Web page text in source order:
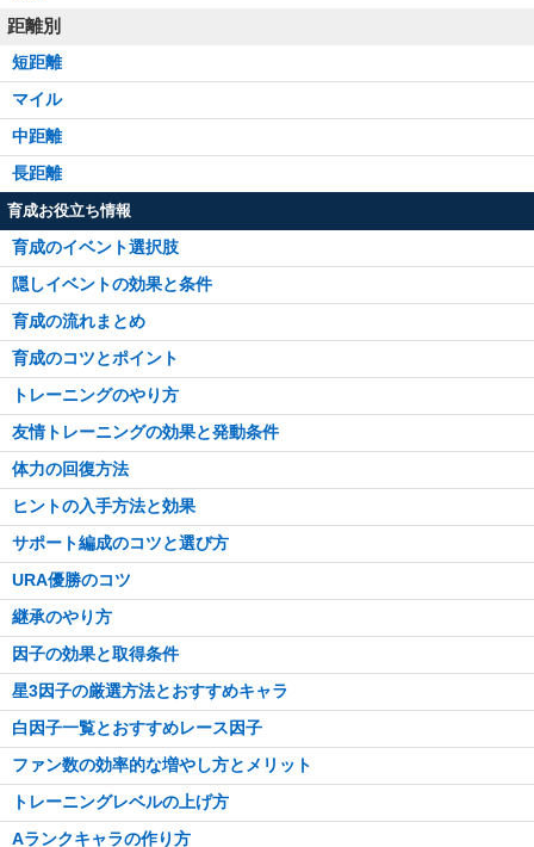
距離別
短距離
マイル
中距離
長距離
育成お役立ち情報
育成のイベント選択肢
隠しイベントの効果と条件
育成の流れまとめ
育成のコツとポイント
トレーニングのやり方
友情トレーニングの効果と発動条件
体力の回復方法
ヒントの入手方法と効果
サポート編成のコツと選び方
URA優勝のコツ
継承のやり方
因子の効果と取得条件
星3因子の厳選方法とおすすめキャラ
白因子一覧とおすすめレース因子
ファン数の効率的な増やし方とメリット
トレーニングレベルの上げ方
Aランクキャラの作り方